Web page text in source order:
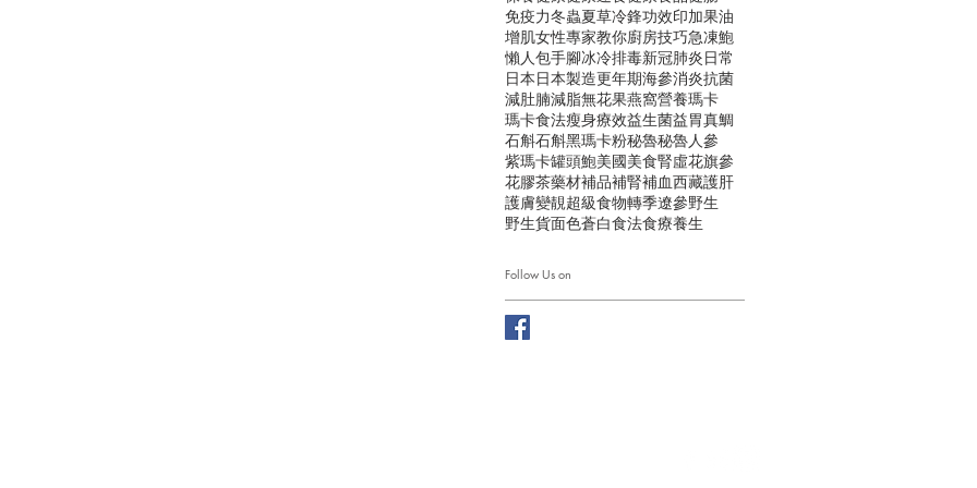
免疫力冬蟲夏草冷鋒功效印加果油
增肌女性專家教你廚房技巧急凍鮑
懶人包手腳冰冷排毒新冠肺炎日常
日本日本製造更年期海參消炎抗菌
減肚腩減脂無花果燕窩營養瑪卡
瑪卡食法瘦身療效益生菌益胃真鯛
石斛石斛黑瑪卡粉秘魯秘魯人參
紫瑪卡罐頭鮑美國美食腎虛花旗參
花膠茶藥材補品補腎補血西藏護肝
護膚變靚超級食物轉季遼參野生
野生貨面色蒼白食法食療養生
Follow Us on